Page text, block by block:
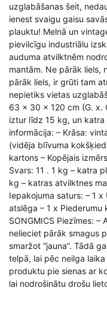
uzglabāšanas šeit,
ienest svaigu gaisu
plauktu! Melnā un
pievilcīgu industriālu
auduma atvilktnēm
mantām. Ne pārāk liels,
pārāk liels, ir grūti tam
nepietiks vietas
63 x 30 x 120 cm (G. x.
iztur līdz 15 kg, un
informācija: – Krāsa:
(vidēja blīvuma
kartons – Kopējais
Svars: 11 . 1 kg – katra
kg – katras atvilktnes
Iepakojuma saturs: – 1
atslēga – 1 x Piederumu
SONGMICS Piezīmes:
nelieciet pārāk smagus
smaržot “jauna”. Tādā
telpā, lai pēc neilga
produktu pie sienas ar
lai nodrošinātu drošu